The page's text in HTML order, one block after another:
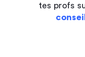
tes profs